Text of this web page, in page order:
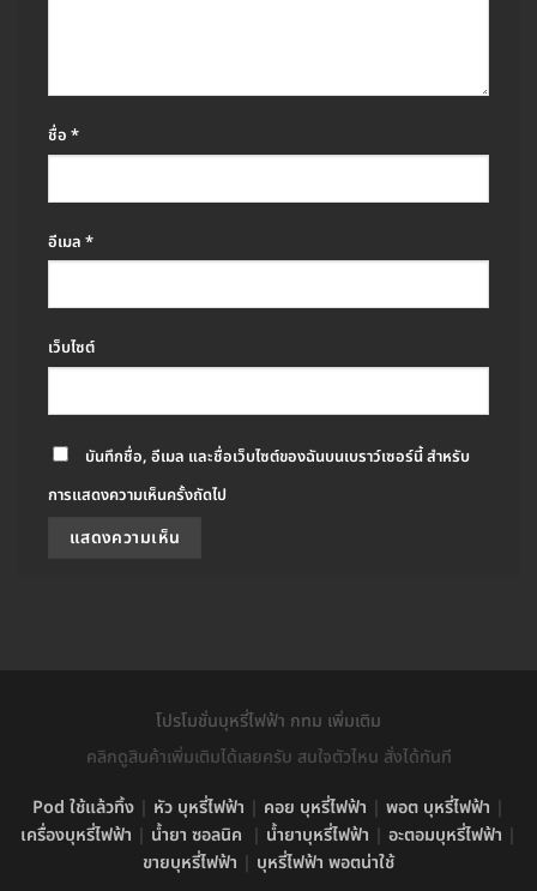
ชื่อ *
อีเมล *
เว็บไซต์
บันทึกชื่อ, อีเมล และชื่อเว็บไซต์ของฉันบนเบราว์เซอร์นี้ สำหรับ
การแสดงความเห็นครั้งถัดไป
โปรโมชั่นบุหรี่ไฟฟ้า กทม เพิ่มเติม
คลิกดูสินค้าเพิ่มเติมได้เลยครับ สนใจตัวไหน สั่งได้ทันที
Pod ใช้แล้วทิ้ง | หัว บุหรี่ไฟฟ้า | คอย บุหรี่ไฟฟ้า | พอต บุหรี่ไฟฟ้า |
เครื่องบุหรี่ไฟฟ้า | น้ำยา ซอลนิค | น้ำยาบุหรี่ไฟฟ้า | อะตอมบุหรี่ไฟฟ้า |
ขายบุหรี่ไฟฟ้า | บุหรี่ไฟฟ้า พอตน่าใช้